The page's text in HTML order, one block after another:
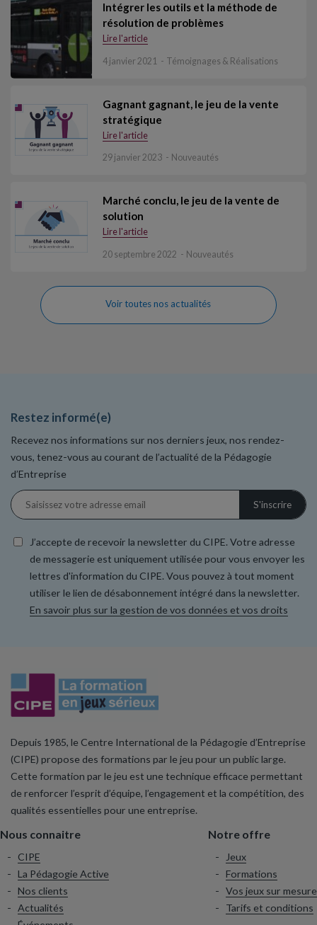
Intégrer les outils et la méthode de
résolution de problèmes
Lire l'article
4 janvier 2021 Témoignages & Réalisations
Gagnant gagnant, le jeu de la vente
stratégique
Lire l'article
29 janvier 2023 Nouveautés
Marché conclu, le jeu de la vente de
solution
Lire l'article
20 septembre 2022 Nouveautés
Voir toutes nos actualités
Restez informé(e)
Recevez nos informations sur nos derniers jeux, nos rendez-
vous, tenez-vous au courant de l’actualité de la Pédagogie
d’Entreprise
J’accepte de recevoir la newsletter du CIPE. Votre adresse
de messagerie est uniquement utilisée pour vous envoyer les
lettres d'information du CIPE. Vous pouvez à tout moment
utiliser le lien de désabonnement intégré dans la newsletter.
En savoir plus sur la gestion de vos données et vos droits
Depuis 1985, le Centre International de la Pédagogie d’Entreprise
(CIPE) propose des formations par le jeu pour un public large.
Cette formation par le jeu est une technique efficace permettant
de renforcer l’esprit d’équipe, l’engagement et la compétition, des
qualités essentielles pour une entreprise.
Nous connaitre
CIPE
La Pédagogie Active
Nos clients
Actualités
Notre offre
Jeux
Formations
Vos jeux sur mesure
Tarifs et conditions